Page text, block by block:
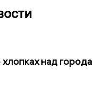
над города